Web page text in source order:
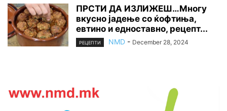
ПРСТИ ДА ИЗЛИЖЕШ…Многу
вкусно јадење со ќофтиња,
евтино и едноставно, рецепт...
РЕЦЕПТИ NMD - December 28, 2024